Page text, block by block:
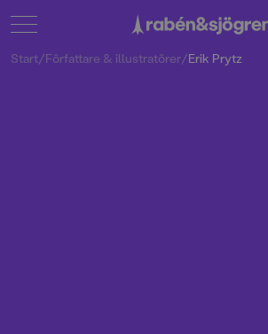
Start/Författare & illustratörer/Erik Prytz